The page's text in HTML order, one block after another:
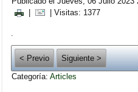
| Visitas: 1377
< Previo
Siguiente >
Categoría:Articles